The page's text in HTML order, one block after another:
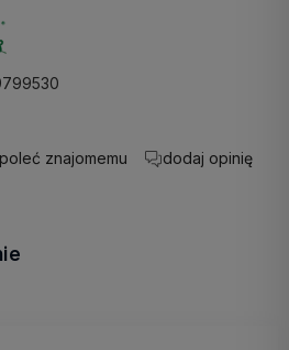
poleć znajomemu dodaj opinię